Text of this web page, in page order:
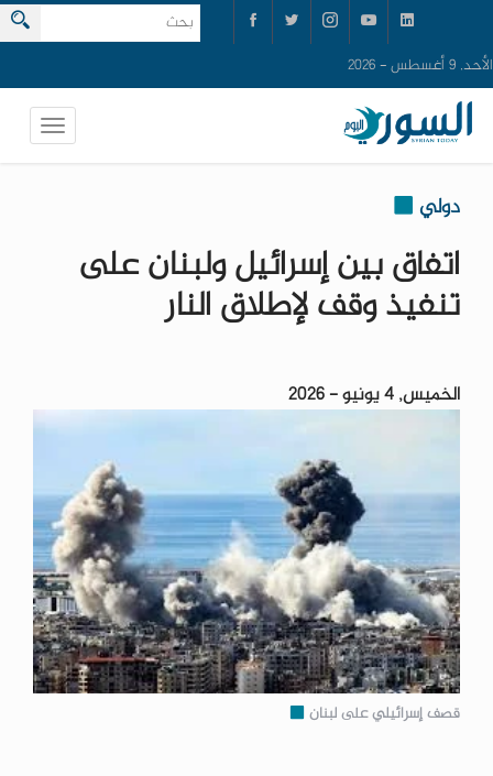
الأحد, 9 أغسطس - 2026
دولي
اتفاق بين إسرائيل ولبنان على
تنفيذ وقف لإطلاق النار
الخميس, 4 يونيو - 2026
قصف إسرائيلي على لبنان